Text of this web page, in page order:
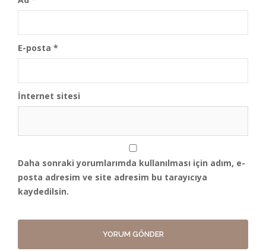
E-posta *
İnternet sitesi
Daha sonraki yorumlarımda kullanılması için adım, e-
posta adresim ve site adresim bu tarayıcıya
kaydedilsin.